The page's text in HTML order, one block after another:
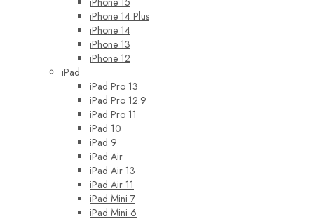
iPhone 14 Plus
iPhone 14
iPhone 13
iPhone 12
iPad
iPad Pro 13
iPad Pro 12.9
iPad Pro 11
iPad 10
iPad 9
iPad Air
iPad Air 13
iPad Air 11
iPad Mini 7
iPad Mini 6